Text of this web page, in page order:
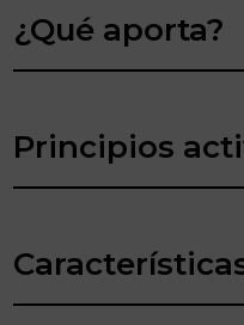
¿Qué aporta?
Principios